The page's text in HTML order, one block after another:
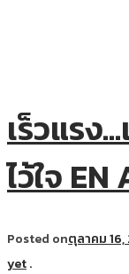
เร็วแรง
ไว้ใจ
Posted onตุลาคม 16,
yet.